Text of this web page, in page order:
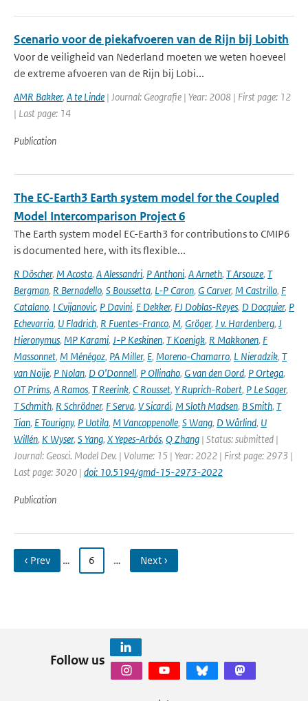
Scenario voor de piekafvoeren van de Rijn bij Lobith
Voor de veiligheid van Nederland moeten we weten hoeveel
de extreme afvoeren van de Rijn bij Lobi...
AMR Bakker, A te Linde | Journal: Geografie | Year: 2008 | First page: 12
| Last page: 14
Publication
The EC-Earth3 Earth system model for the Coupled
Model Intercomparison Project 6
The Earth system model EC-Earth3 for contributions to CMIP6
is documented here, with its flexible...
R Döscher, M Acosta, A Alessandri, P Anthoni, A Arneth, T Arsouze, T
Bergman, R Bernadello, S Boussetta, L-P Caron, G Carver, M Castrillo, F
Catalano, I Cvijanovic, P Davini, E Dekker, FJ Doblas-Reyes, D Docquier, P
Echevarria, U Fladrich, R Fuentes-Franco, M, Gröger, J v. Hardenberg, J
Hieronymus, MP Karami, J-P Keskinen, T Koenigk, R Makkonen, F
Massonnet, M Ménégoz, PA Miller, E, Moreno-Chamarro, L Nieradzik, T
van Noije, P Nolan, D O’Donnell, P Ollinaho, G van den Oord, P Ortega,
OT Prims, A Ramos, T Reerink, C Rousset, Y Ruprich-Robert, P Le Sager,
T Schmith, R Schrödner, F Serva, V Sicardi, M Sloth Madsen, B Smith, T
Tian, E Tourigny, P Uotila, M Vancoppenolle, S Wang, D Wårlind, U
Willén, K Wyser, S Yang, X Yepes-Arbós, Q Zhang | Status: submitted |
Journal: Geosci. Model Dev. | Volume: 15 | Year: 2022 | First page: 2973 |
Last page: 3020 | doi: 10.5194/gmd-15-2973-2022
Publication
‹ Prev … 6 … Next ›
Follow us